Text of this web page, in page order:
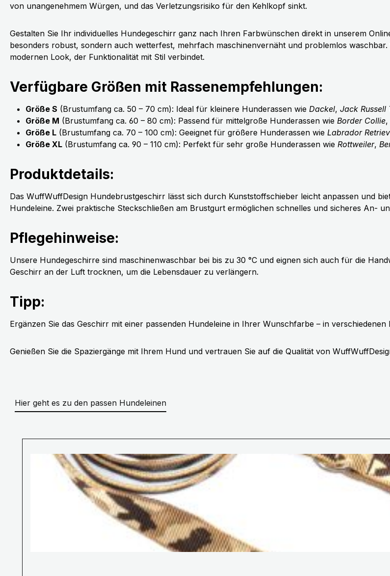
von unangenehmem Würgen, und das Verletzungsrisiko für den Kehlkopf sinkt.
Gestalten Sie Ihr individuelles Hundegeschirr ganz nach Ihren Farbwünschen direkt in unserem
besonders robust, sondern auch wetterfest, mehrfach maschinenvernäht und problemlos
modernen Look, der Funktionalität mit Stil verbindet.
Verfügbare Größen mit Rassenempfehlungen:
Größe S (Brustumfang ca. 50 – 70 cm): Ideal für kleinere Hunderassen wie Dackel, Jack Russell
Größe M (Brustumfang ca. 60 – 80 cm): Passend für mittelgroße Hunderassen wie Border Collie,
Größe L (Brustumfang ca. 70 – 100 cm): Geeignet für größere Hunderassen wie Labrador
Größe XL (Brustumfang ca. 90 – 110 cm): Perfekt für sehr große Hunderassen wie Rottweiler,
Produktdetails:
Das WuffWuffDesign Hundebrustgeschirr lässt sich durch Kunststoffschieber leicht anpassen und
Hundeleine. Zwei praktische Steckschließen am Brustgurt ermöglichen schnelles und sicheres An-
Pflegehinweise:
Unsere Hundegeschirre sind maschinenwaschbar bei bis zu 30 °C und eignen sich auch für die
Geschirr an der Luft trocknen, um die Lebensdauer zu verlängern.
Tipp:
Ergänzen Sie das Geschirr mit einer passenden Hundeleine in Ihrer Wunschfarbe – in
Genießen Sie die Spaziergänge mit Ihrem Hund und vertrauen Sie auf die Qualität von
Hier geht es zu den passen Hundeleinen